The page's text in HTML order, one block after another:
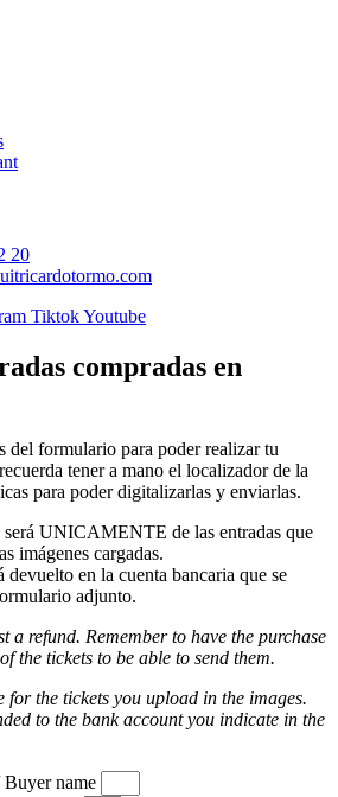
20
TiktokYoutube
compradas en
del formulario para poder realizar tu
tener a mano el localizador de la
para poder digitalizarlas y enviarlas.
UNICAMENTE de las entradas que
imágenes cargadas.
devuelto en la cuenta bancaria que se
adjunto.
a refund. Remember to have the purchase
the tickets to be able to send them.
the tickets you upload in the images.
to the bank account you indicate in the
name